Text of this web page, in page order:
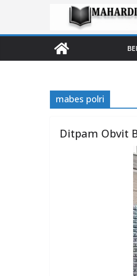
content
mabes polri
Ditpam Obvit